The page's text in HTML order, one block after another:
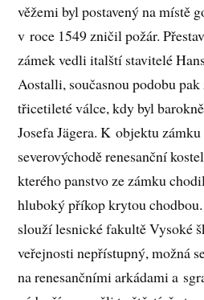
věžemi byl postavený na místě
v roce 1549 zničil požár.
zámek vedli italští stavitelé
Aostalli, současnou podobu
třicetileté válce, kdy byl
Josefa Jägera. K objektu
severovýchodě renesanční
kterého panstvo ze zámku
hluboký příkop krytou
slouží lesnické fakultě Vysoké
veřejnosti nepřístupný, možná
na renesančními arkádami a